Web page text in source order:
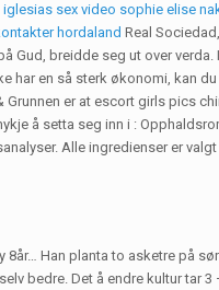
iglesias sex video sophie elise
hordaland Real
Gud, breidde seg ut over
har en så sterk økonomi, kan
er at escort girls pics
å setta seg inn i :
Alle ingredienser er
8år… Han planta to asketre på
bedre. Det å endre kultur tar 3